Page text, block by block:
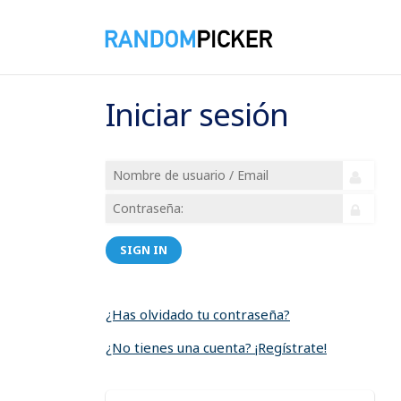
Iniciar sesión
SIGN IN
¿Has olvidado tu contraseña?
¿No tienes una cuenta? ¡Regístrate!